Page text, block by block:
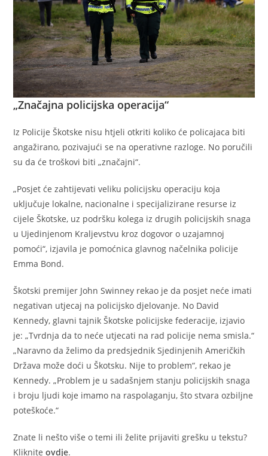
„Značajna policijska operacija“
Iz Policije Škotske nisu htjeli otkriti koliko će policajaca biti
angažirano, pozivajući se na operativne razloge. No poručili
su da će troškovi biti „značajni“.
„Posjet će zahtijevati veliku policijsku operaciju koja
uključuje lokalne, nacionalne i specijalizirane resurse iz
cijele Škotske, uz podršku kolega iz drugih policijskih snaga
u Ujedinjenom Kraljevstvu kroz dogovor o uzajamnoj
pomoći“, izjavila je pomoćnica glavnog načelnika policije
Emma Bond.
Škotski premijer John Swinney rekao je da posjet neće imati
negativan utjecaj na policijsko djelovanje. No David
Kennedy, glavni tajnik Škotske policijske federacije, izjavio
je: „Tvrdnja da to neće utjecati na rad policije nema smisla.“
„Naravno da želimo da predsjednik Sjedinjenih Američkih
Država može doći u Škotsku. Nije to problem“, rekao je
Kennedy. „Problem je u sadašnjem stanju policijskih snaga
i broju ljudi koje imamo na raspolaganju, što stvara ozbiljne
poteškoće.“
Znate li nešto više o temi ili želite prijaviti grešku u tekstu?
Klikniteovdje.